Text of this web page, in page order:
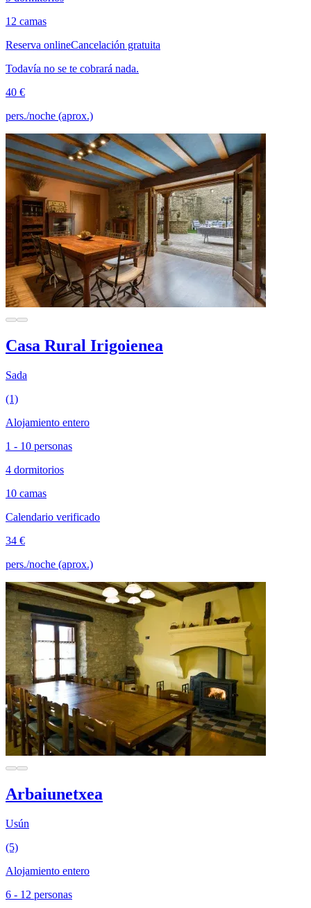
12 camas
Reserva onlineCancelación gratuita
Todavía no se te cobrará nada.
40 €
pers./noche (aprox.)
Casa Rural Irigoienea
Sada
(1)
Alojamiento entero
1 - 10 personas
4 dormitorios
10 camas
Calendario verificado
34 €
pers./noche (aprox.)
Arbaiunetxea
Usún
(5)
Alojamiento entero
6 - 12 personas